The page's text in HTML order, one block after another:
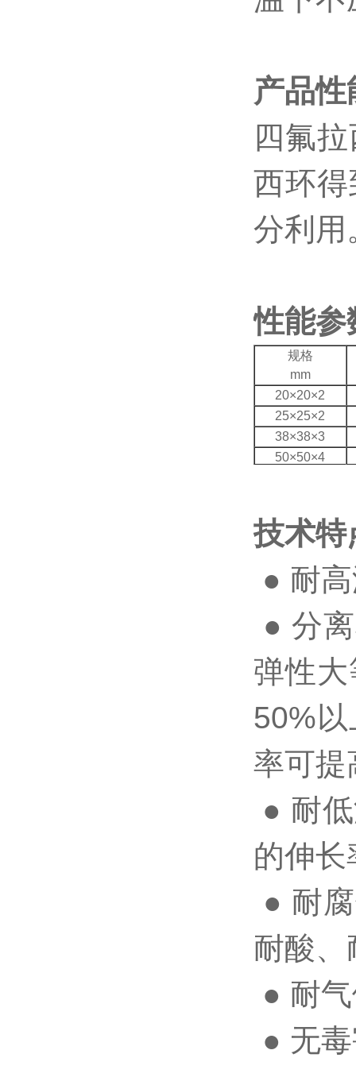
产品性
四氟
西环
分利用
性能参
规格
mm
20×20×2
25×25×2
38×38×3
50×50×4
技术特
● 耐
● 分
弹性
50%
率可提
● 耐
的伸长
● 耐
耐酸
● 耐
● 无